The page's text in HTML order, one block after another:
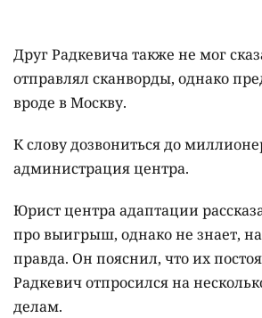
Друг Радкевича также не мог
отправлял сканворды, однако
вроде в Москву.
К слову дозвониться до
администрация центра.
Юрист центра адаптации
про выигрыш, однако не знает,
правда. Он пояснил, что их
Радкевич отпросился на
делам.